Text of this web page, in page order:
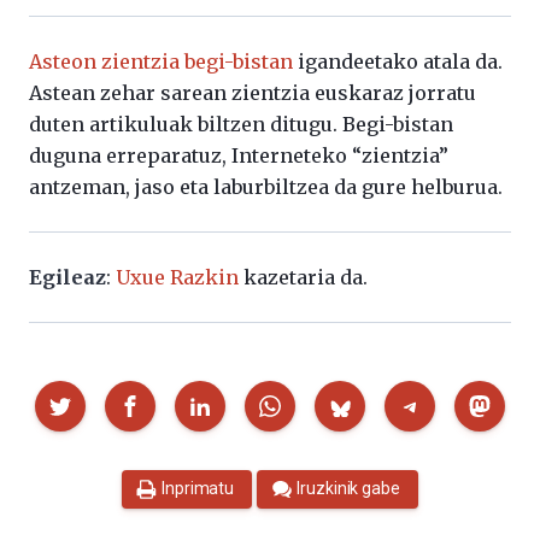
Asteon zientzia begi-bistan igandeetako atala da.
Astean zehar sarean zientzia euskaraz jorratu
duten artikuluak biltzen ditugu. Begi-bistan
duguna erreparatuz, Interneteko “zientzia”
antzeman, jaso eta laburbiltzea da gure helburua.
Egileaz: Uxue Razkin kazetaria da.
Partekatu
Inprimatu Iruzkinik gabe